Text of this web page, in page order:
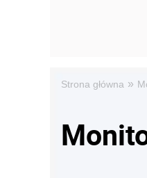
Strona główna »